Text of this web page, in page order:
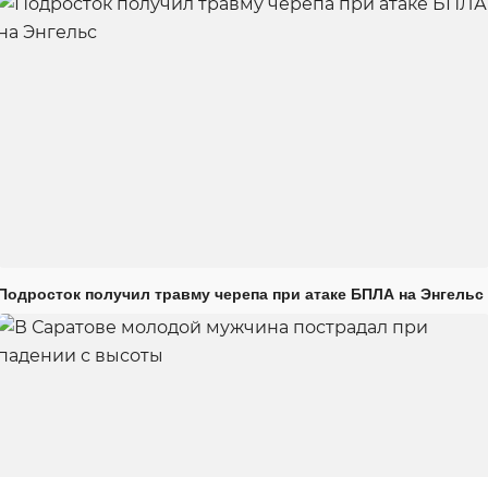
получил травму черепа при атаке БПЛА на Энгельс